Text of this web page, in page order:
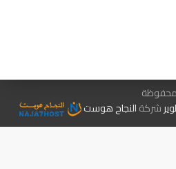
شركةالنجاح هوست